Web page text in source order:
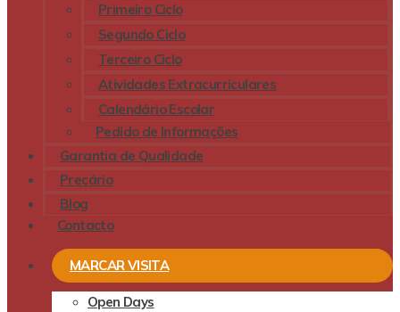
Primeiro Ciclo
Segundo Ciclo
Terceiro Ciclo
Atividades Extracurriculares
Calendário Escolar
Pedido de Informações
Garantia de Qualidade
Preçário
Blog
Contacto
MARCAR VISITA
Open Days